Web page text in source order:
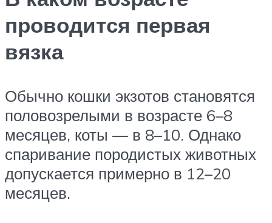
проводится первая
вязка
Обычно кошки экзотов становятся
половозрелыми в возрасте 6–8
месяцев, коты — в 8–10. Однако
спаривание породистых животных
допускается примерно в 12–20
месяцев.